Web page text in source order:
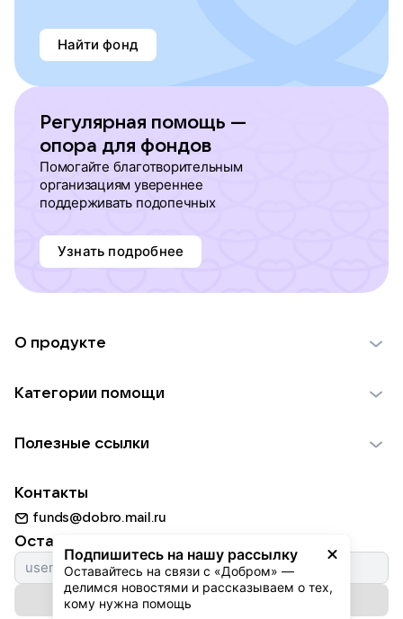
Найти фонд
Регулярная помощь —
опора для фондов
Помогайте благотворительным
организациям увереннее
поддерживать подопечных
Узнать подробнее
Подпишитесь на нашу рассылку
Оставайтесь на связи с «Добром» —
делимся новостями и рассказываем о тех,
кому нужна помощь
О продукте
Использование материалов
Для НКО
Партнерам
Категории помощи
Пожилым
Животным
Природе
Культуре
Фондам
Полезные ссылки
Добрый день
Истории
Автоплатежи
Контакты
funds@dobro.mail.ru
Оставайтесь с нами
Подписаться на рассылку